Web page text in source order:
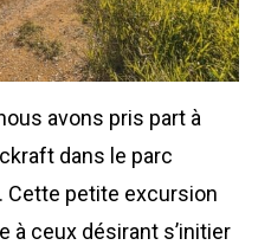
avons pris part à
dans le parc
Cette petite excursion
à ceux désirant s’initier